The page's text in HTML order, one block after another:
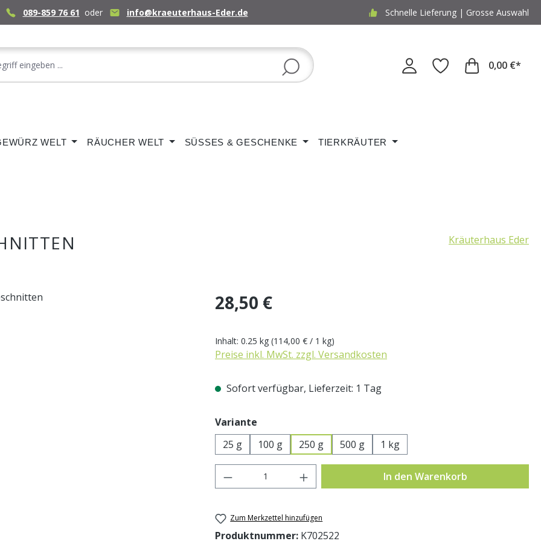
089-859 76 61 oder info@kraeuterhaus-Eder.de Schnelle Lieferung | Grosse Auswahl
0,00 €*
WELT RÄUCHER WELT SÜSSES & GESCHENKE TIERKRÄUTER
Kräuterhaus Eder
Regulärer Preis:
28,50 €
Inhalt: 0.25 kg (114,00 € / 1 kg)
Preise inkl. MwSt. zzgl. Versandkosten
Sofort verfügbar, Lieferzeit: 1 Tag
Variante
25 g
100 g 250 g 500 g 1 kg
Produkt Anzahl: Gib den gewünschten Wert
In den Warenkorb
Zum Merkzettel hinzufügen
Produktnummer: K702522